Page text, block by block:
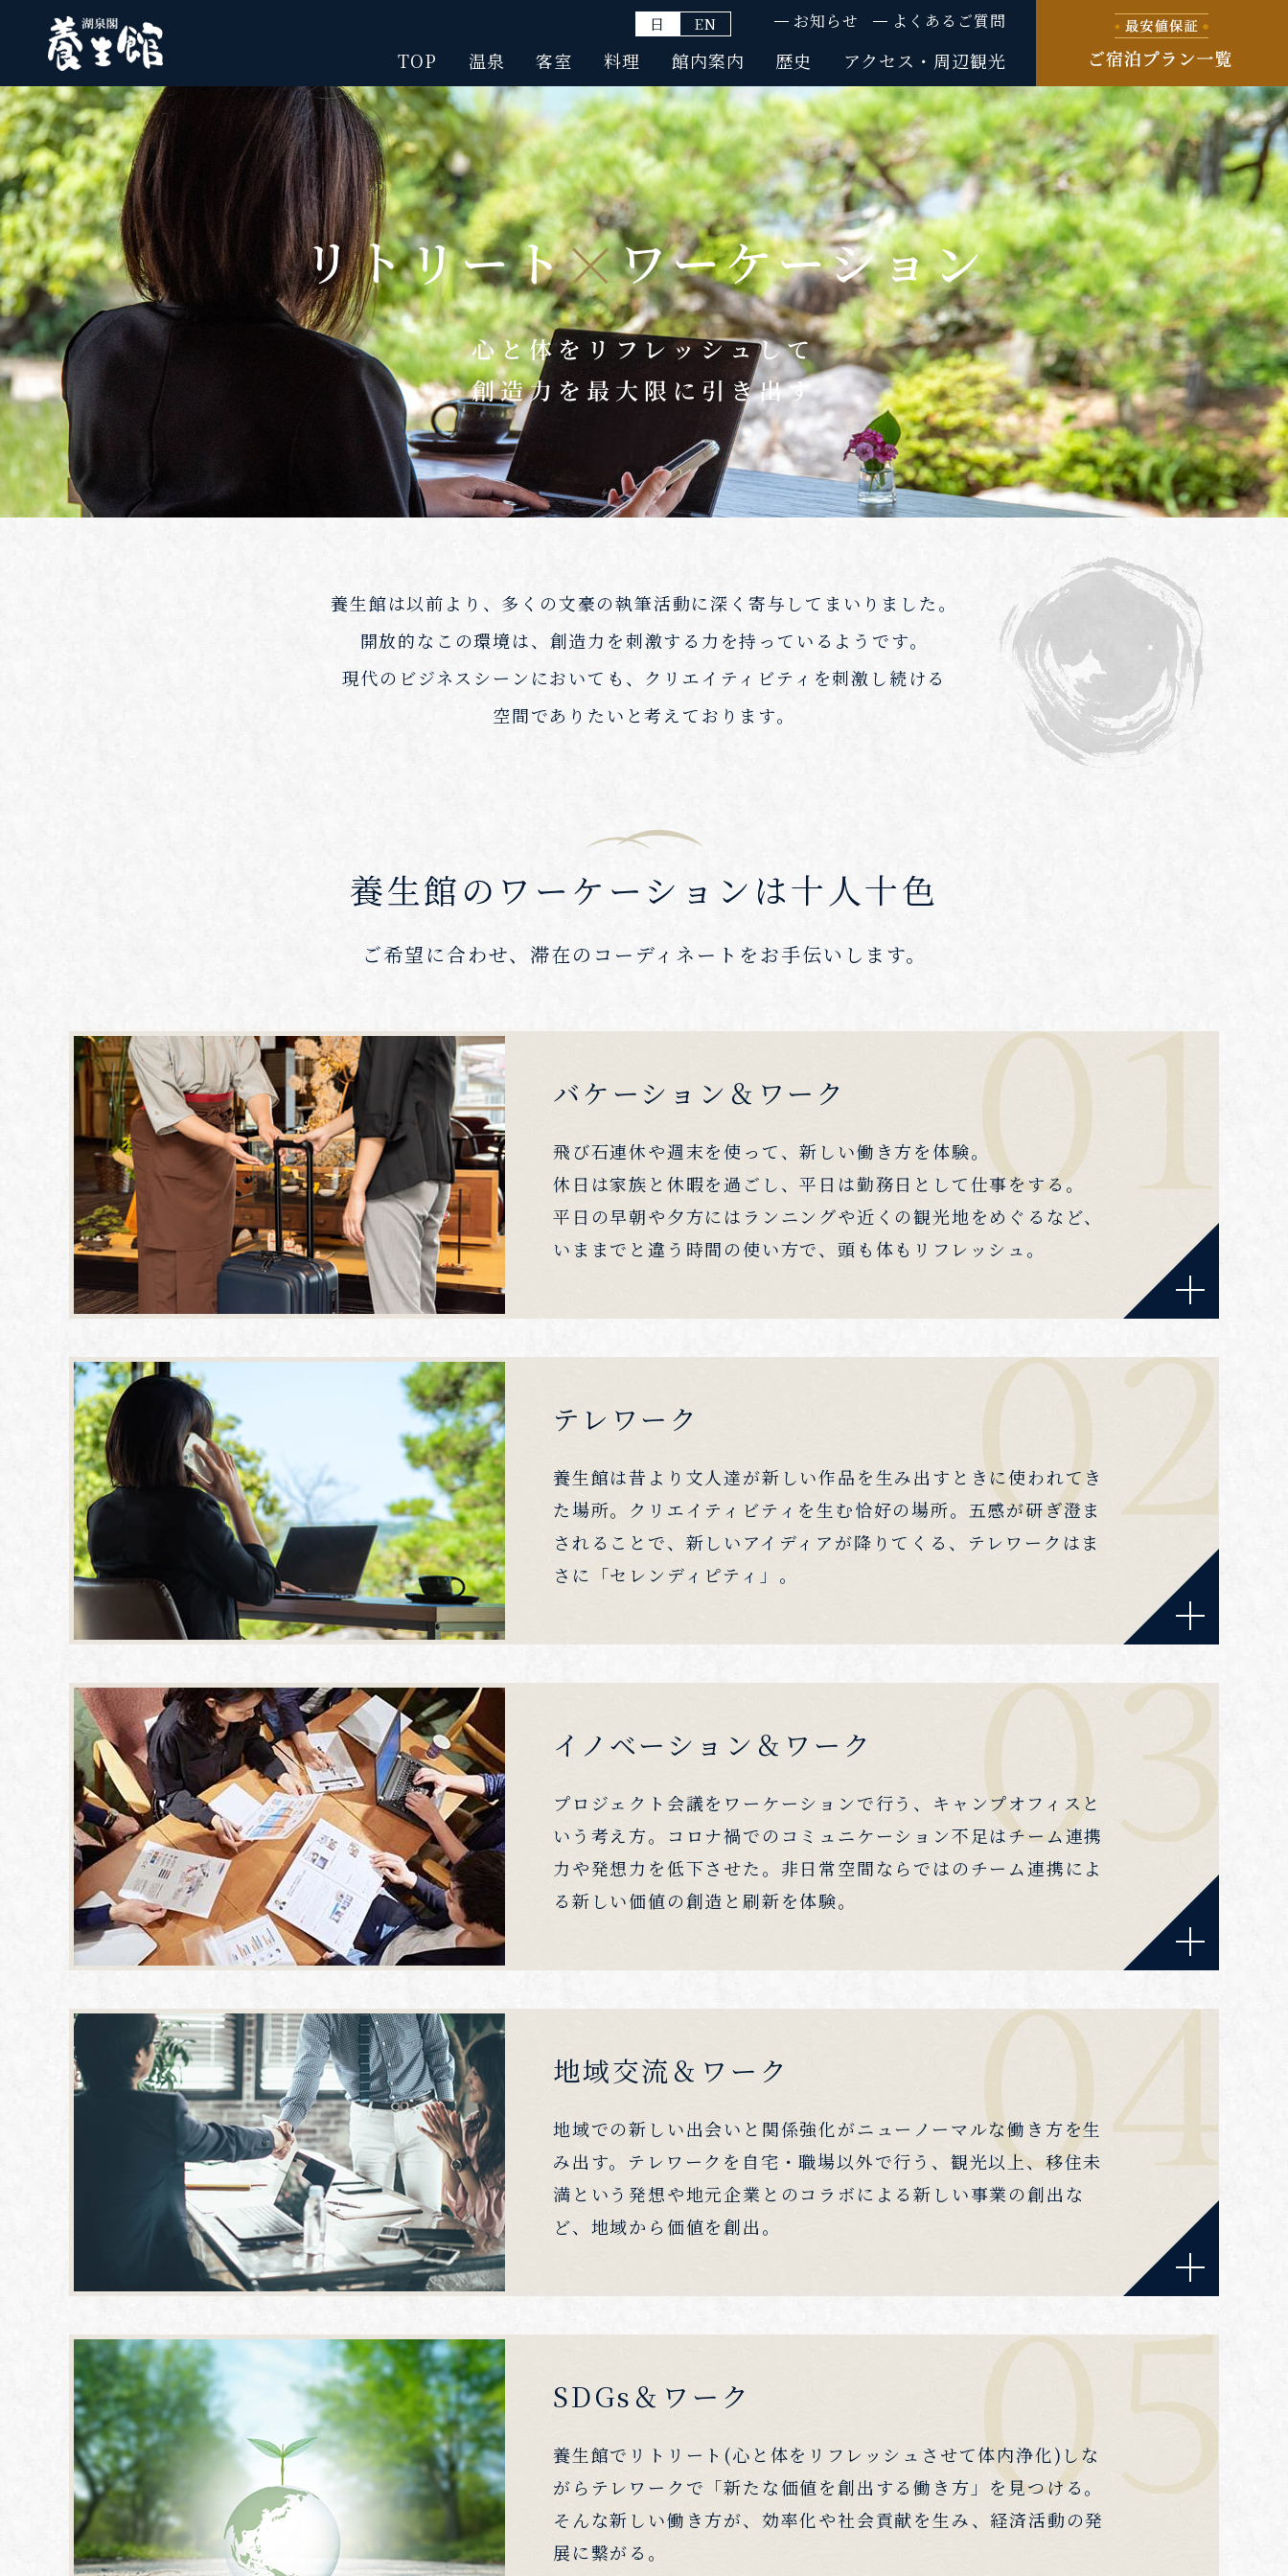
日 EN お知らせ よくあるご質問
TOP 温泉 客室 料理 館内案内 歴史 アクセス・周辺観光
リトリート ワーケーション
心と体をリフレッシュして
創造力を最大限に引き出す
養生館は以前より、多くの文豪の執筆活動に深く寄与してまいりました。
開放的なこの環境は、創造力を刺激する力を持っているようです。
現代のビジネスシーンにおいても、クリエイティビティを刺激し続ける
空間でありたいと考えております。
養生館のワーケーションは十人十色
ご希望に合わせ、滞在の コーディネートをお手伝いします。
バケーション＆ワーク
飛び石連休や週末を使って、新しい働き方を体験。
休日は家族と休暇を過ごし、平日は勤務日として仕事をする。
平日の早朝や夕方にはランニングや近くの観光地をめぐるなど、
いままでと違う時間の使い方で、頭も体もリフレッシュ。
テレワーク
養生館は昔より文人達が新しい作品を生み出すときに使われてき
た場所。クリエイティビティを生む恰好の場所。五感が研ぎ澄ま
されることで、新しいアイディアが降りてくる、テレワークはま
さに「セレンディピティ」。
イノベーション＆ワーク
プロジェクト会議をワーケーションで行う、キャンプオフィスと
いう考え方。コロナ禍でのコミュニケーション不足はチーム連携
力や発想力を低下させた。非日常空間ならではのチーム連携によ
る新しい価値の創造と刷新を体験。
地域交流＆ワーク
地域での新しい出会いと関係強化がニューノーマルな働き方を生
み出す。テレワークを自宅・職場以外で行う、観光以上、移住未
満という発想や地元企業とのコラボによる新しい事業の創出な
ど、地域から価値を創出。
SDGs＆ワーク
養生館でリトリート(心と体をリフレッシュさせて体内浄化)しな
がらテレワークで「新たな価値を創出する働き方」を見つける。
そんな新しい働き方が、効率化や社会貢献を生み、経済活動の発
展に繋がる。